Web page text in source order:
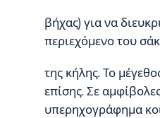
βήχας) για να
περιεχόμενο του
της κήλης. Το
επίσης. Σε
υπερηχογράφημα